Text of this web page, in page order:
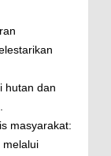
hutan dan
masyarakat:
melalui